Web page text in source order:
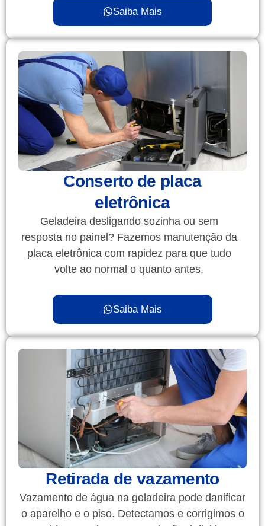
Saiba Mais
Conserto de placa
eletrônica
Geladeira desligando sozinha ou sem
resposta no painel? Fazemos manutenção da
placa eletrônica com rapidez para que tudo
volte ao normal o quanto antes.
Saiba Mais
Retirada de vazamento
Vazamento de água na geladeira pode danificar
o aparelho e o piso. Detectamos e corrigimos o